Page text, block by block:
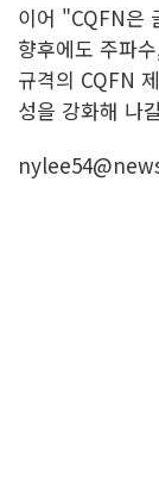
이어 "CQFN은
향후에도 주파
규격의 CQFN
성을 강화해 나